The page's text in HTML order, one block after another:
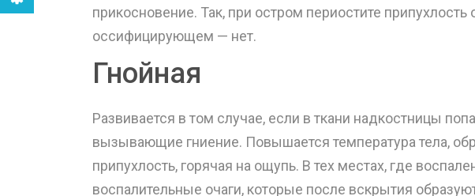
прикосновение. Так, при остром периостите
оссифицирующем — нет.
Гнойная
Развивается в том случае, если в ткани надкостницы
вызывающие гниение. Повышается температура тела,
припухлость, горячая на ощупь. В тех местах, где
воспалительные очаги, которые после вскрытия